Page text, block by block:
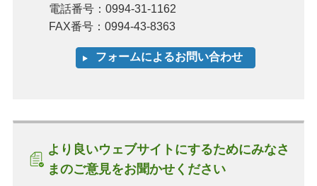
電話番号：0994-31-1162
FAX番号：0994-43-8363
より良いウェブサイトにするためにみなさ
まのご意見をお聞かせください